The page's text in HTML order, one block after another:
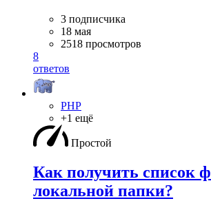
3 подписчика
18 мая
2518 просмотров
8
ответов
PHP
+1 ещё
Простой
Как получить список
локальной папки?